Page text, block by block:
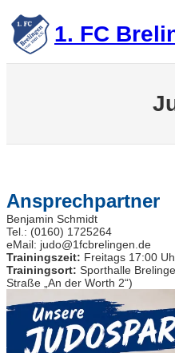
Zum
Inhalt
springen 1. FC
Ansprechpartner
Benjamin Schmidt
Tel.: (0160) 1725264
eMail: judo@1fcbrelingen.de
Trainingszeit: Freitags 17:00
Trainingsort: Sporthalle
Straße „An der Worth 2“)